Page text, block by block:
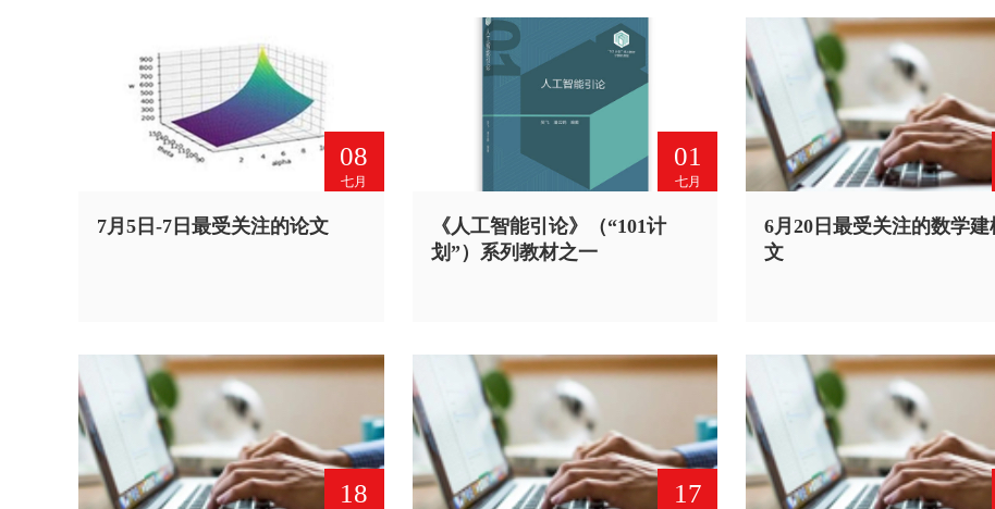
08
七月
7月5日-7日最受关注的论文
01
七月
《人工智能引论》（“101计
划”）系列教材之一
6月20日最受关注的数学建
文
18 17